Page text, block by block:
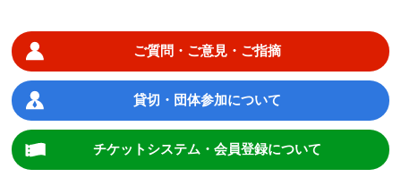
ご質問・ご意見・ご指摘
貸切・団体参加について
チケットシステム・会員登録について